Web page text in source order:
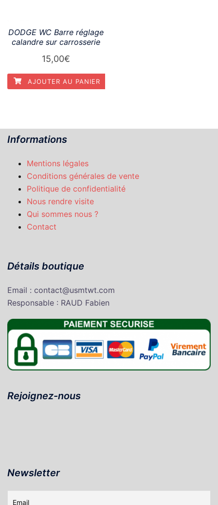
DODGE WC Barre réglage
calandre sur carrosserie
15,00€
AJOUTER AU PANIER
Informations
Mentions légales
Conditions générales de vente
Politique de confidentialité
Nous rendre visite
Qui sommes nous ?
Contact
Détails boutique
Email : contact@usmtwt.com
Responsable : RAUD Fabien
Rejoignez-nous
Newsletter